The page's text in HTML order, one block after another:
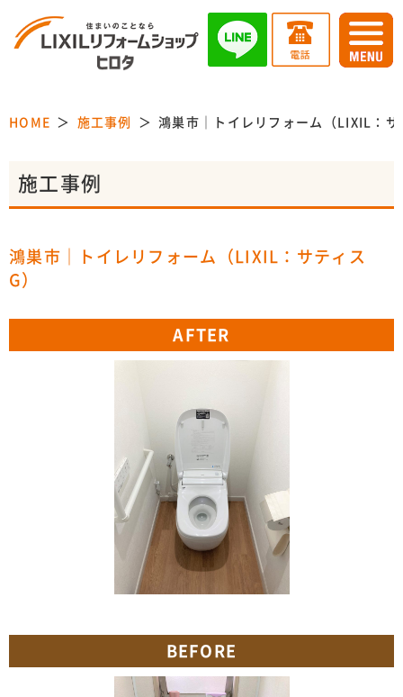
HOME 施工事例 鴻巣市｜トイレリフォーム（LIXIL：サ
施工事例
鴻巣市｜トイレリフォーム（LIXIL：サティス
G）
AFTER
BEFORE